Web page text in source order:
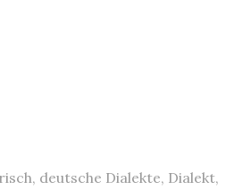
, deutsche Dialekte, Dialekt,